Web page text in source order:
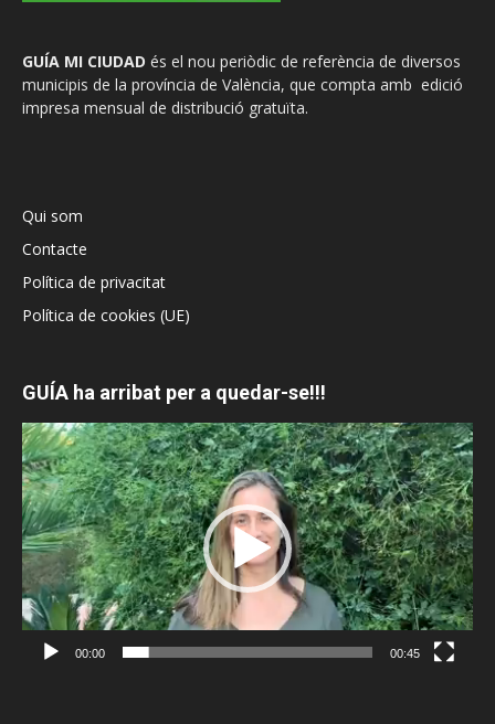
GUÍA MI CIUDAD és el nou periòdic de referència de diversos
municipis de la província de València, que compta amb edició
impresa mensual de distribució gratuïta.
Qui som
Contacte
Política de privacitat
Política de cookies (UE)
GUÍA ha arribat per a quedar-se!!!
Reproductor
de
vídeo
00:00 00:45